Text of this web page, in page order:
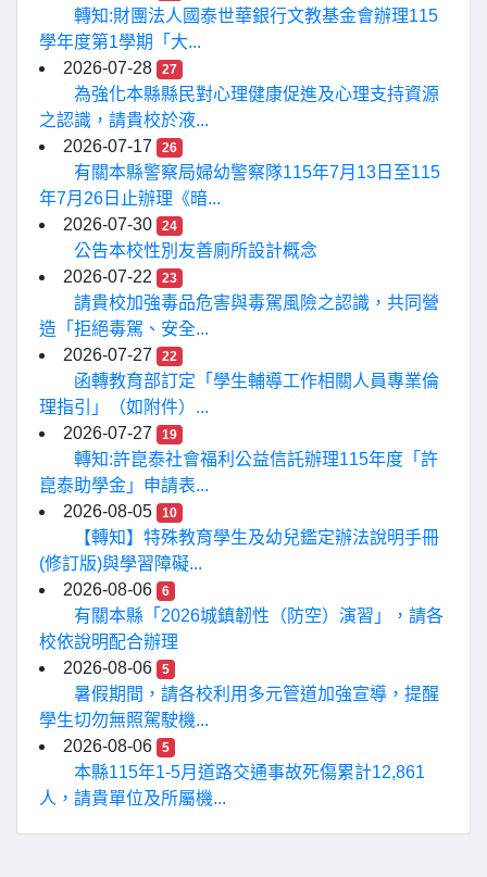
轉知:財團法人國泰世華銀行文教基金會辦理115
學年度第1學期「大...
2026-07-28
27
為強化本縣縣民對心理健康促進及心理支持資源
之認識，請貴校於液...
2026-07-17
26
有關本縣警察局婦幼警察隊115年7月13日至115
年7月26日止辦理《暗...
2026-07-30
24
公告本校性別友善廁所設計概念
2026-07-22
23
請貴校加強毒品危害與毒駕風險之認識，共同營
造「拒絕毒駕、安全...
2026-07-27
22
函轉教育部訂定「學生輔導工作相關人員專業倫
理指引」（如附件）...
2026-07-27
19
轉知:許崑泰社會福利公益信託辦理115年度「許
崑泰助學金」申請表...
2026-08-05
10
【轉知】特殊教育學生及幼兒鑑定辦法說明手冊
(修訂版)與學習障礙...
2026-08-06
6
有關本縣「2026城鎮韌性（防空）演習」，請各
校依說明配合辦理
2026-08-06
5
暑假期間，請各校利用多元管道加強宣導，提醒
學生切勿無照駕駛機...
2026-08-06
5
本縣115年1-5月道路交通事故死傷累計12,861
人，請貴單位及所屬機...